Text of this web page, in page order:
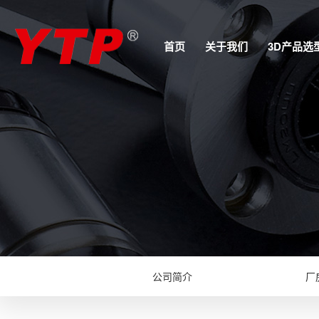
首页 关于我们 3D产品选
公司简介 厂